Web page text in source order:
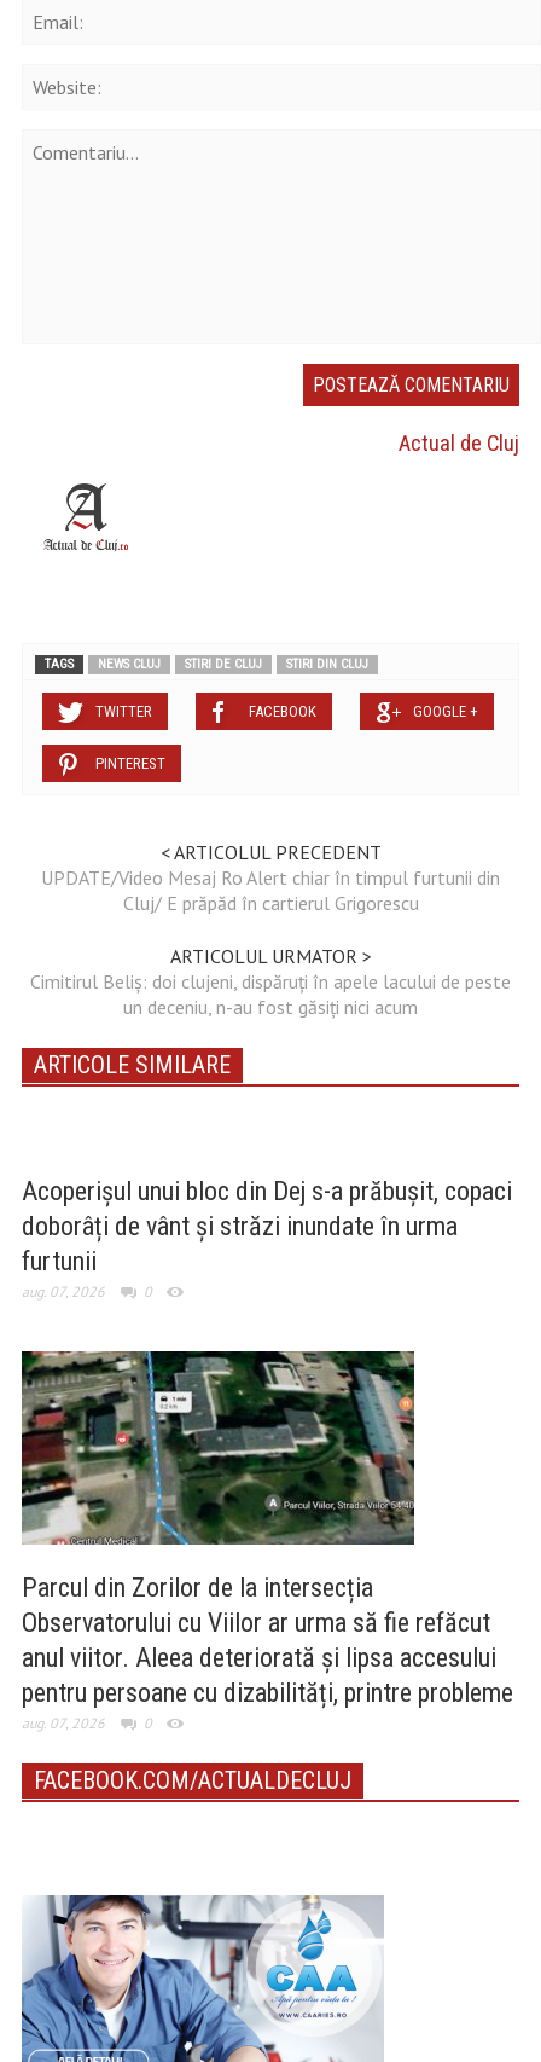
Actual de Cluj
TAGS NEWS CLUJ STIRI DE CLUJ STIRI DIN CLUJ
TWITTER FACEBOOK GOOGLE +
PINTEREST
< ARTICOLUL PRECEDENT
UPDATE/Video Mesaj Ro Alert chiar în timpul furtunii din
Cluj/ E prăpăd în cartierul Grigorescu
ARTICOLUL URMATOR >
Cimitirul Beliș: doi clujeni, dispăruți în apele lacului de peste
un deceniu, n-au fost găsiți nici acum
ARTICOLE SIMILARE
Acoperișul unui bloc din Dej s-a prăbușit, copaci
doborâți de vânt și străzi inundate în urma
furtunii
aug. 07, 2026 0
Parcul din Zorilor de la intersecția
Observatorului cu Viilor ar urma să fie refăcut
anul viitor. Aleea deteriorată și lipsa accesului
pentru persoane cu dizabilități, printre probleme
aug. 07, 2026 0
FACEBOOK.COM/ACTUALDECLUJ